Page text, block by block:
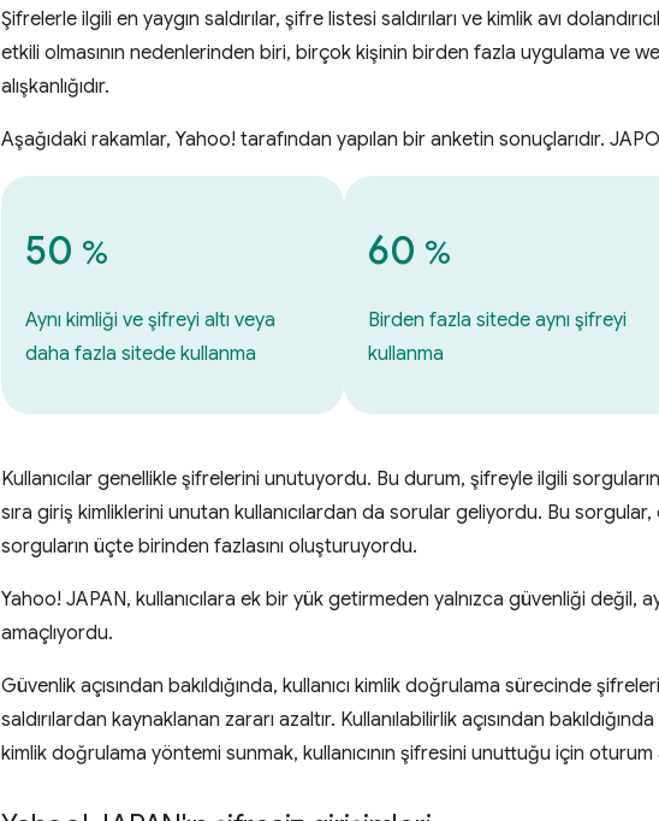
Şifrelerle ilgili en yaygın saldırılar, şifre listesi saldırıları ve kimlik avı
etkili olmasının nedenlerinden biri, birçok kişinin birden fazla uygulama ve
alışkanlığıdır.
Aşağıdaki rakamlar, Yahoo! tarafından yapılan bir anketin sonuçlarıdır.
50 %
Aynı kimliği ve şifreyi altı veya
daha fazla sitede kullanma
60 %
Birden fazla sitede aynı şifreyi
kullanma
Kullanıcılar genellikle şifrelerini unutuyordu. Bu durum, şifreyle ilgili
sıra giriş kimliklerini unutan kullanıcılardan da sorular geliyordu. Bu
sorguların üçte birinden fazlasını oluşturuyordu.
Yahoo! JAPAN, kullanıcılara ek bir yük getirmeden yalnızca güvenliği değil,
amaçlıyordu.
Güvenlik açısından bakıldığında, kullanıcı kimlik doğrulama sürecinde
saldırılardan kaynaklanan zararı azaltır. Kullanılabilirlik açısından
kimlik doğrulama yöntemi sunmak, kullanıcının şifresini unuttuğu için oturum